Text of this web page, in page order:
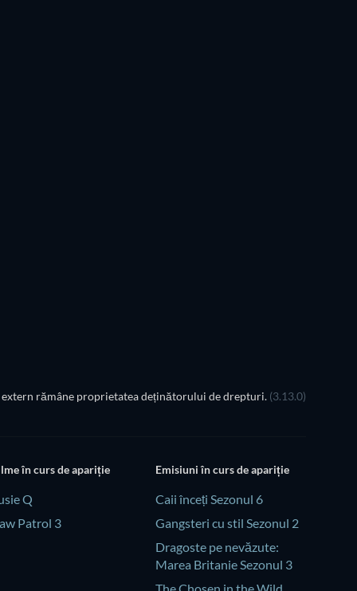
rămâne proprietatea deținătorului de drepturi. (3.13.0)
în curs de apariție
Q
Patrol 3
Emisiuni în curs de apariție
Caii înceți Sezonul 6
Gangsteri cu stil Sezonul 2
Dragoste pe nevăzute:
Marea Britanie Sezonul 3